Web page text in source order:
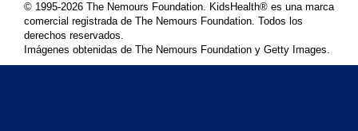
© 1995-2026 The Nemours Foundation. KidsHealth® es una marca
comercial registrada de The Nemours Foundation. Todos los
derechos reservados.
Imágenes obtenidas de The Nemours Foundation y Getty Images.